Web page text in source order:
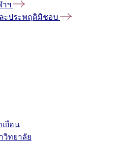
ฯ
ะประพฤติมิชอบ
ยือน
วิทยาลัย